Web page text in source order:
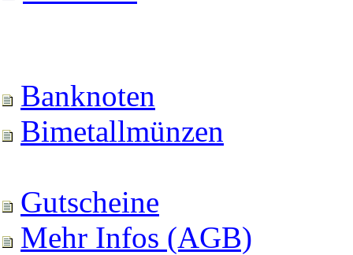
Banknoten
Bimetallmünzen
Gutscheine
Mehr Infos (AGB)